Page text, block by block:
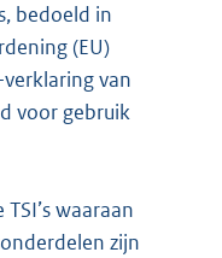
bedoeld in
(EU)
van
voor gebruik
waaraan
zijn